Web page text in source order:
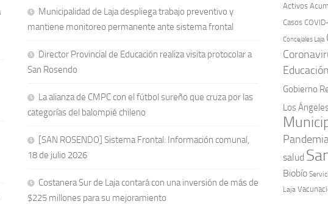
Municipalidad de Laja despliega trabajo preventivo y
mantiene monitoreo permanente ante sistema frontal
Director Provincial de Educación realiza visita protocolar a
San Rosendo
La alianza de CMPC con el fútbol sureño que cruza por las
categorías del balompié chileno
[SAN ROSENDO] Sistema Frontal: Información comunal,
18 de julio 2026
Costanera Sur de Laja contará con una inversión de más de
$225 millones para su mejoramiento
Activos
Casos
Concejales Laja
Educación
Gobierno
Los
salud
Biobío
Laja